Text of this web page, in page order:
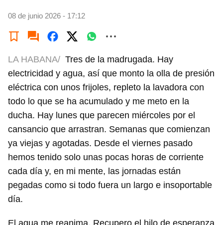
08 de junio 2026 - 17:12
LA HABANA/ Tres de la madrugada. Hay
electricidad y agua, así que monto la olla de presión
eléctrica con unos frijoles, repleto la lavadora con
todo lo que se ha acumulado y me meto en la
ducha. Hay lunes que parecen miércoles por el
cansancio que arrastran. Semanas que comienzan
ya viejas y agotadas. Desde el viernes pasado
hemos tenido solo unas pocas horas de corriente
cada día y, en mi mente, las jornadas están
pegadas como si todo fuera un largo e insoportable
día.